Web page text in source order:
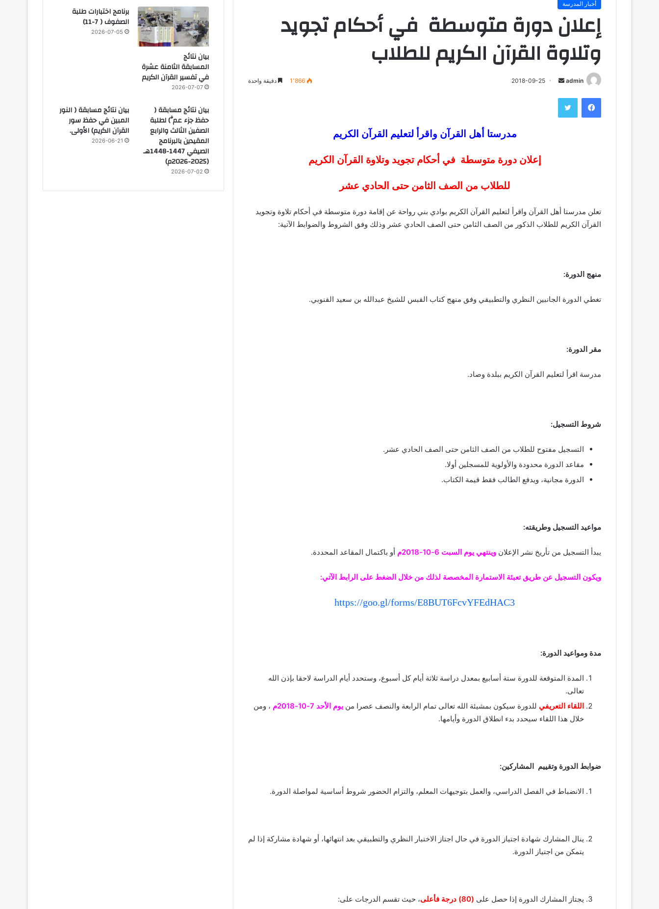
أخبار المدرسة
إعلان دورة متوسطة في أحكام تجويد
وتلاوة القرآن الكريم للطلاب
admin
ل
ك
ت
2018-09-25 1٬866 دقيقة واحدة
فيسبوك
مدرستا أهل القرآن واقرأ لتعليم القرآن الكريم
إعلان دورة متوسطة في أحكام تجويد وتلاوة القرآن الكريم
للطلاب من الصف الثامن حتى الحادي عشر
تعلن مدرستا أهل القرآن واقرأ لتعليم القرآن الكريم بوادي بني رواحة عن إقامة دورة متوسطة في أحكام تلاوة وتجويد
القرآن الكريم للطلاب الذكور من الصف الثامن حتى الصف الحادي عشر وذلك وفق الشروط والضوابط الآتية:
منهج الدورة:
تغطي الدورة الجانبين النظري والتطبيقي وفق منهج كتاب القبس للشيخ عبدالله بن سعيد القنوبي.
مقر الدورة:
مدرسة اقرأ لتعليم القرآن الكريم ببلدة وصاد.
شروط التسجيل:
التسجيل مفتوح للطلاب من الصف الثامن حتى الصف الحادي عشر.
مقاعد الدورة محدودة واﻷولوية للمسجلين أولا.
الدورة مجانية، ويدفع الطالب فقط قيمة الكتاب.
مواعيد التسجيل وطريقته:
يبدأ التسجيل من تأريخ نشر الإعلان وينتهي يوم السبت 6-10-2018م أو باكتمال المقاعد المحددة.
ويكون التسجيل عن طريق تعبئة الاستمارة المخصصة لذلك من خلال الضغط على الرابط اﻵتي:
https://goo.gl/forms/E8BUT6FcvYFEdHAC3
مدة ومواعيد الدورة:
المدة المتوقعة للدورة ستة أسابيع بمعدل دراسة ثلاثة أيام كل أسبوع، وستحدد أيام الدراسة لاحقا بإذن الله
تعالى.
اللقاء التعريفي للدورة سيكون بمشيئة الله تعالى تمام الرابعة والنصف عصرا من يوم الأحد 7-10-2018م
، ومن
خلال هذا اللقاء سيحدد بدء انطلاق الدورة وأيامها.
ضوابط الدورة وتقييم المشاركين:
الانضباط في الفصل الدراسي، والعمل بتوجيهات المعلم، والتزام الحضور شروط أساسية لمواصلة الدورة.
ينال المشارك شهادة اجتياز الدورة في حال اجتاز الاختبار النظري والتطبيقي بعد انتهائها، أو شهادة مشاركة إذا لم
يتمكن من اجتياز الدورة.
يجتاز المشارك الدورة إذا حصل على (80) درجة فأعلى
، حيث تقسم الدرجات على:
بيان نتائج
المسابقة الثامنة عشرة
في تفسير القرآن الكريم
2026-07-07
برنامج اختبارات طلبة
الصفوف ( 7-11)
2026-07-05
بيان نتائج مسابقة (
حفظ جزء عمَّ) لطلبة
الصفين الثالث والرابع
المقيدين بالبرنامج
الصيفي 1447-1448هـ
(2025-2026م)
2026-07-02
بيان نتائج مسابقة ( النور
المبين في حفظ سور
القرآن الكريم) الأولى.
2026-06-21